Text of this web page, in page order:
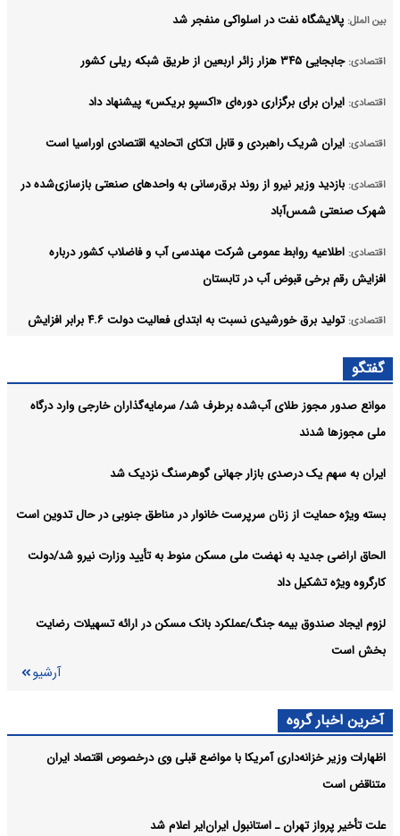
بین الملل: پالایشگاه نفت در اسلواکی منفجر شد
اقتصادی: جابجایی ۳۴۵ هزار زائر اربعین از طریق شبکه ریلی کشور
اقتصادی: ایران برای برگزاری دوره‌ای «اکسپو بریکس» پیشنهاد داد
اقتصادی: ایران شریک راهبردی و قابل اتکای اتحادیه اقتصادی اوراسیا است
اقتصادی: بازدید وزیر نیرو از روند برق‌رسانی به واحدهای صنعتی بازسازی‌شده در
شهرک صنعتی شمس‌آباد
اقتصادی: اطلاعیه روابط عمومی شرکت مهندسی آب و فاضلاب کشور درباره
افزایش رقم برخی قبوض آب در تابستان
اقتصادی:
تولید برق خورشیدی نسبت به ابتدای فعالیت دولت ۴.۶ برابر افزایش
اقتصادی: لغو رسمی افزایش بهای برق کشاورزان
آرشیو
گفتگو
موانع صدور مجوز طلای آب‌شده برطرف شد/ سرمایه‌گذاران خارجی وارد درگاه
ملی مجوزها شدند
ایران به سهم یک‌ درصدی بازار جهانی گوهرسنگ نزدیک شد
بسته ویژه حمایت از زنان سرپرست خانوار در مناطق جنوبی در حال تدوین است
الحاق اراضی جدید به نهضت ملی مسکن منوط به تأیید وزارت نیرو شد/دولت
کارگروه ویژه تشکیل داد
لزوم ایجاد صندوق بیمه جنگ/عملکرد بانک مسکن در ارائه تسهیلات رضایت
بخش است
آرشیو
آخرین اخبار گروه
اظهارات وزیر خزانه‌داری آمریکا با مواضع قبلی وی درخصوص اقتصاد ایران
متناقض است
علت تأخیر پرواز تهران ـ استانبول ایران‌ایر اعلام شد